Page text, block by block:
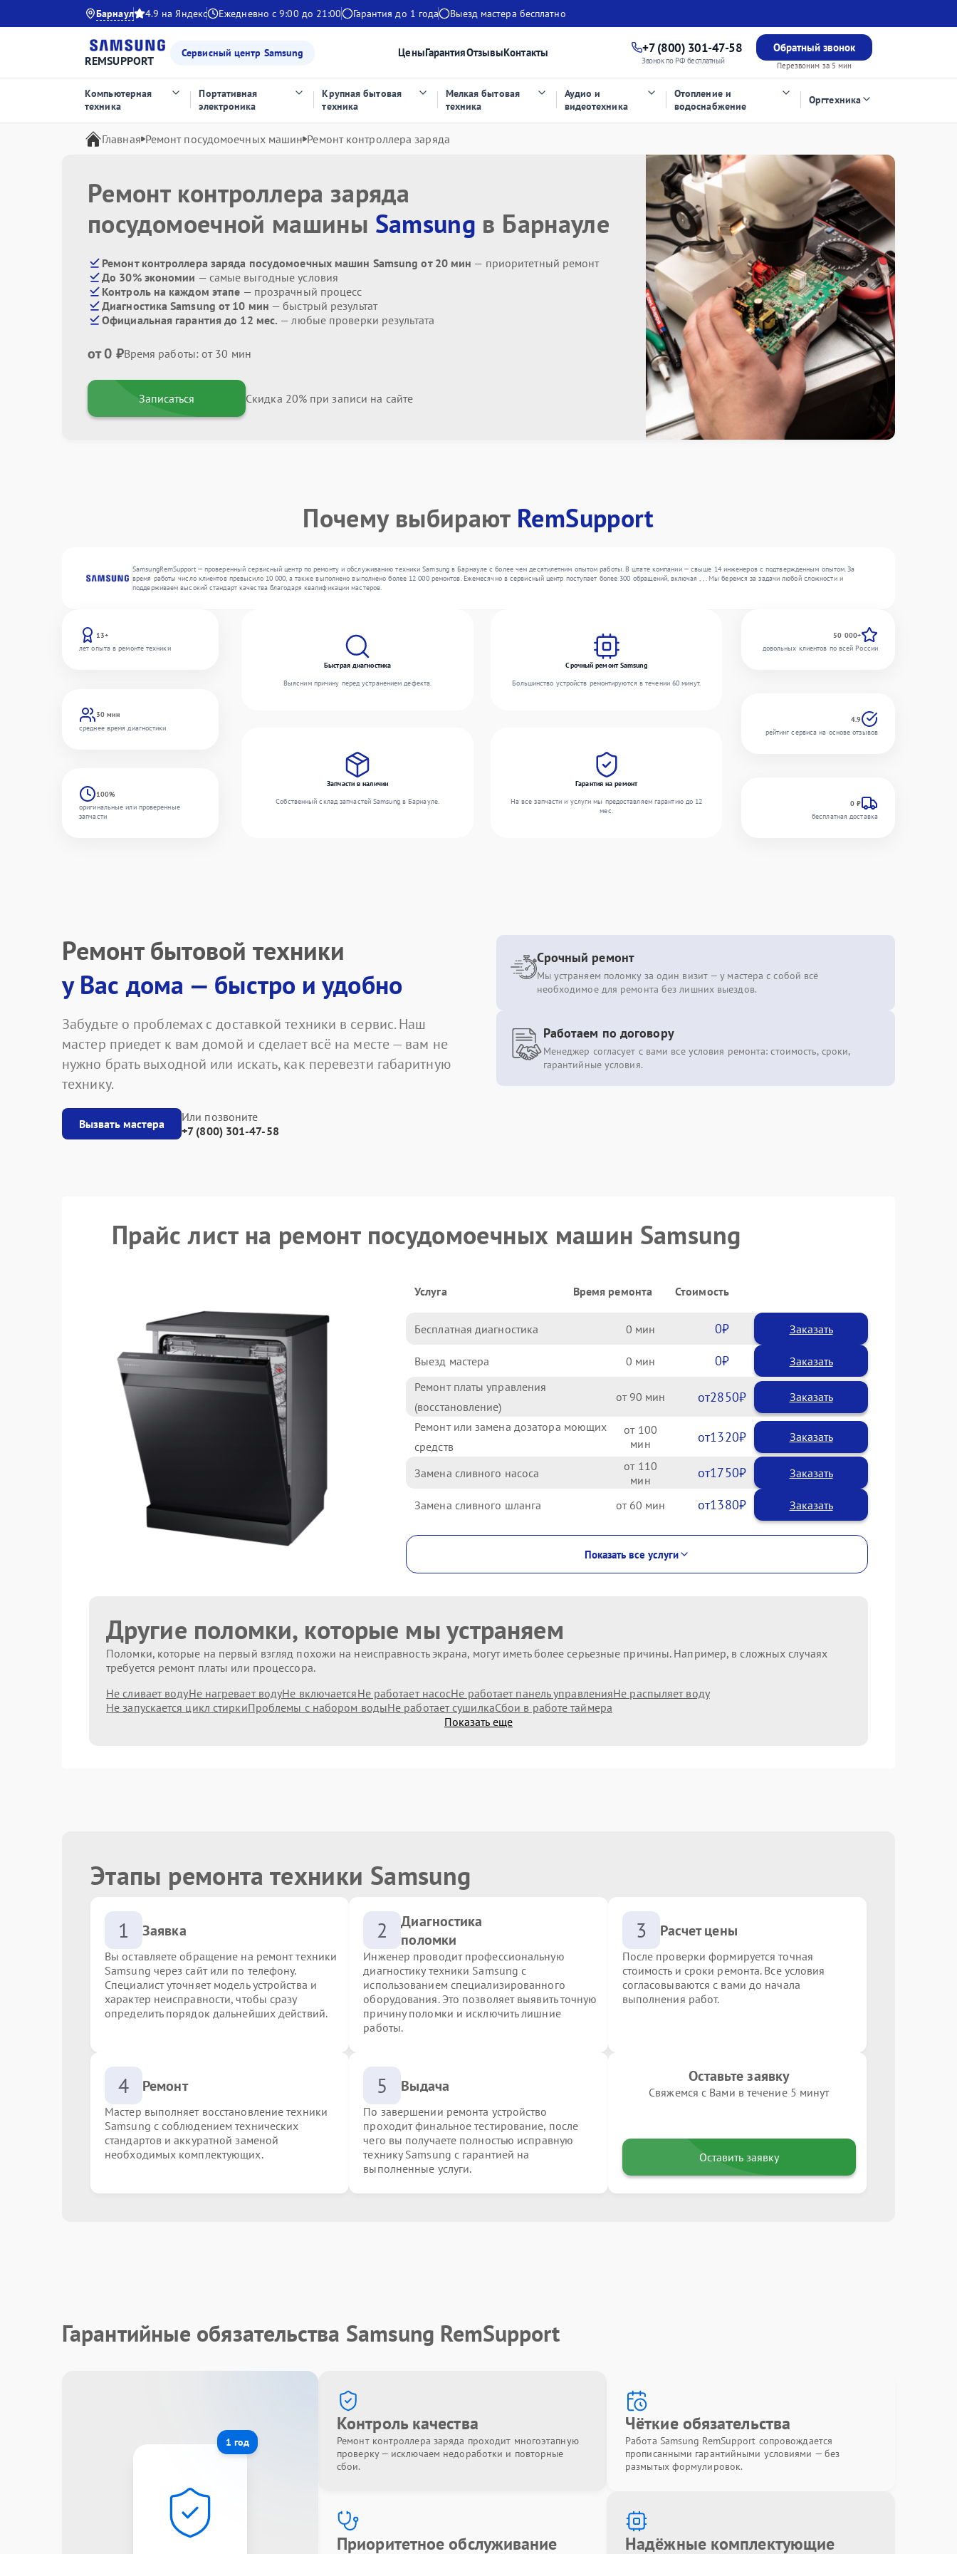
Барнаул 4.9 на Яндекс Ежедневно с 9:00 до 21:00 Гарантия до 1 года Выезд мастера бесплатно
REMSUPPORT
Сервисный центр Samsung ЦеныГарантияОтзывыКонтакты +7 (800) 301-47-58
Звонок по РФ бесплатный
Обратный звонок
Перезвоним за 5 мин
Компьютерная
техника
Портативная
электроника
Крупная бытовая
техника
Мелкая бытовая
техника
Аудио и
видеотехника
Отопление и
водоснабжение
Оргтехника
Главная Ремонт посудомоечных машин Ремонт контроллера заряда
Ремонт контроллера заряда
посудомоечной машины Samsung в Барнауле
Ремонт контроллера заряда посудомоечных машин Samsung от 20 мин — приоритетный ремонт
До 30% экономии — самые выгодные условия
Контроль на каждом этапе — прозрачный процесс
Диагностика Samsung от 10 мин — быстрый результат
Официальная гарантия до 12 мес. — любые проверки результата
от 0 ₽Время работы: от 30 мин
Записаться Скидка 20% при записи на сайте
Почему выбирают RemSupport
SamsungRemSupport — проверенный сервисный центр по ремонту и обслуживанию техники Samsung в Барнауле с более чем десятилетним опытом работы. В штате компании — свыше 14 инженеров с подтвержденным опытом. За
время работы число клиентов превысило 10 000, а также выполнено выполнено более 12 000 ремонтов. Ежемесячно в сервисный центр поступает более 300 обращений, включая , , . Мы беремся за задачи любой сложности и
поддерживаем высокий стандарт качества благодаря квалификации мастеров.
13+
лет опыта в ремонте техники
30 мин
среднее время диагностики
100%
оригинальные или проверенные
запчасти
Быстрая диагностика
Выясним причину перед устранением дефекта.
Срочный ремонт Samsung
Большинство устройств ремонтируются в течении 60 минут.
Запчасти в наличии
Собственный склад запчастей Samsung в Барнауле.
Гарантия на ремонт
На все запчасти и услуги мы предоставляем гарантию до 12
мес.
50 000+
довольных клиентов по всей России
4.9
рейтинг сервиса на основе отзывов
0 ₽
бесплатная доставка
Ремонт бытовой техники
у Вас дома — быстро и удобно
Забудьте о проблемах с доставкой техники в сервис. Наш
мастер приедет к вам домой и сделает всё на месте — вам не
нужно брать выходной или искать, как перевезти габаритную
технику.
Вызвать мастера
Или позвоните
+7 (800) 301-47-58
Срочный ремонт
Мы устраняем поломку за один визит — у мастера с собой всё
необходимое для ремонта без лишних выездов.
Работаем по договору
Менеджер согласует с вами все условия ремонта: стоимость, сроки,
гарантийные условия.
Прайс лист на ремонт посудомоечных машин Samsung
Услуга Время ремонта Стоимость
Бесплатная диагностика 0 0 Заказать
Выезд мастера 0 0
Заказать
Ремонт платы управления
(восстановление)
90 2850
Ремонт или замена дозатора моющих
средств
100 1320
Замена сливного насоса 110 1750
Замена сливного шланга 60 1380
Показать все услуги
Другие поломки, которые мы устраняем
Поломки, которые на первый взгляд похожи на неисправность экрана, могут иметь более серьезные причины. Например, в сложных случаях
требуется ремонт платы или процессора.
Не сливает водуНе нагревает водуНе включаетсяНе работает насосНе работает панель управленияНе распыляет воду
Не запускается цикл стиркиПроблемы с набором водыНе работает сушилкаСбои в работе таймера
Показать еще
Этапы ремонта техники Samsung
1 Заявка
Вы оставляете обращение на ремонт техники
Samsung через сайт или по телефону.
Специалист уточняет модель устройства и
характер неисправности, чтобы сразу
определить порядок дальнейших действий.
2
Диагностика
поломки
Инженер проводит профессиональную
диагностику техники Samsung с
использованием специализированного
оборудования. Это позволяет выявить точную
причину поломки и исключить лишние
работы.
3 Расчет цены
После проверки формируется точная
стоимость и сроки ремонта. Все условия
согласовываются с вами до начала
выполнения работ.
4 Ремонт
Мастер выполняет восстановление техники
Samsung с соблюдением технических
стандартов и аккуратной заменой
необходимых комплектующих.
5 Выдача
По завершении ремонта устройство
проходит финальное тестирование, после
чего вы получаете полностью исправную
технику Samsung с гарантией на
выполненные услуги.
Оставьте заявку
Свяжемся с Вами в течение 5 минут
Оставить заявку
Гарантийные обязательства Samsung RemSupport
1 год
Контроль качества
Ремонт контроллера заряда проходит многоэтапную
проверку — исключаем недоработки и повторные
сбои.
Чёткие обязательства
Работа Samsung RemSupport сопровождается
прописанными гарантийными условиями — без
размытых формулировок.
Приоритетное обслуживание Надёжные комплектующие